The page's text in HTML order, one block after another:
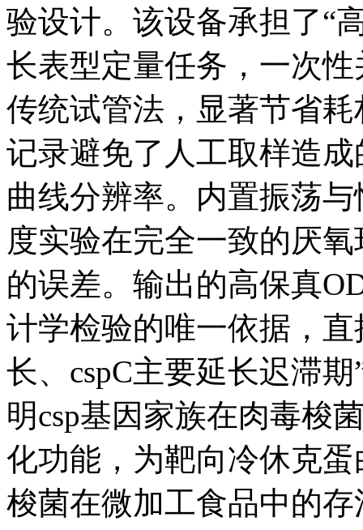
验设计。该设备承担了“
长表型定量任务，一次
传统试管法，显著节省
记录避免了人工取样造
曲线分辨率。内置振荡
度实验在完全一致的厌
的误差。输出的高保真
计学检验的唯一依据，
长、cspC主要延长迟滞
明csp基因家族在肉毒梭
化功能，为靶向冷休克
梭菌在微加工食品中的